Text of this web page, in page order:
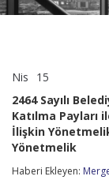
Nis 15
Belediye
Gelirleri
Payları
2464 Sayılı
Katılma Payları
İlişkin
Yönetmelik
Haberi Ekleyen: